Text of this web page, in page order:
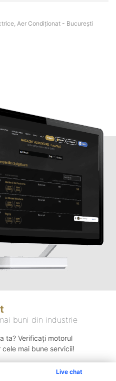
Live chat
Aer Condiționat - Bucureşti
buni din industrie
ta? Verificați motorul
mai bune servicii!